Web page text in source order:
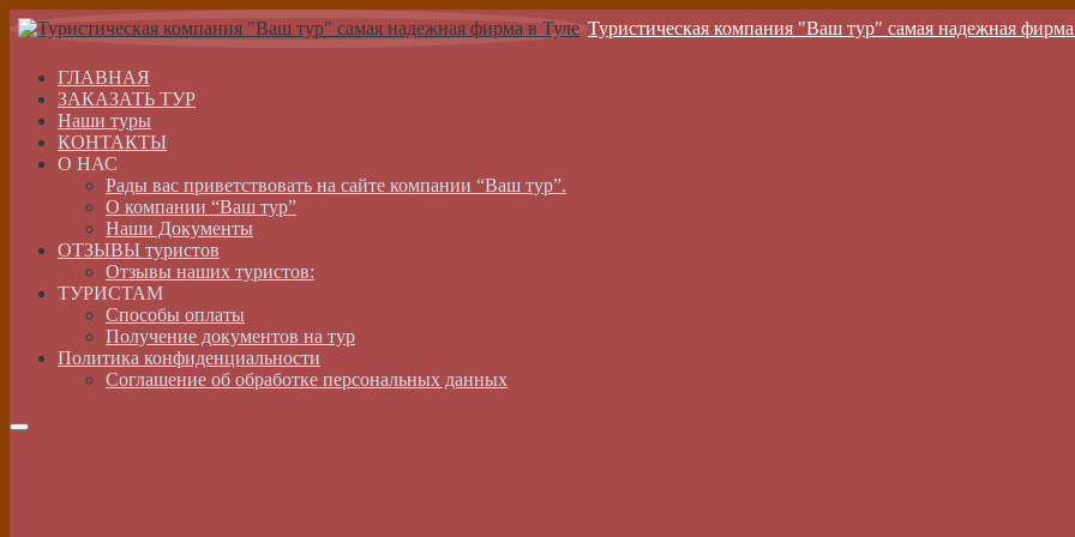
Туристическая компания "Ваш тур" самая надежная
ГЛАВНАЯ
ЗАКАЗАТЬ ТУР
Наши туры
КОНТАКТЫ
О НАС
Рады вас приветствовать на сайте компании “Ваш тур”.
О компании “Ваш тур”
Наши Документы
ОТЗЫВЫ туристов
Отзывы наших туристов:
ТУРИСТАМ
Способы оплаты
Получение документов на тур
Политика конфиденциальности
Соглашение об обработке персональных данных